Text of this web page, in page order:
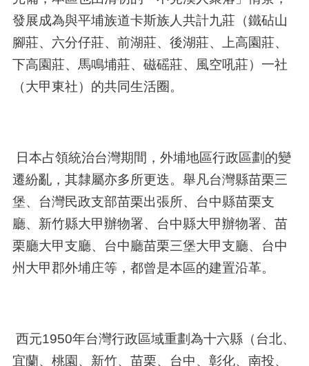
發展成為與平埔族道卡斯族人共計九莊（鐵砧山
腳莊、六分仔莊、前湖莊、後湖莊、上高園莊、
下高園莊、馬鳴埔莊、磁磘莊、風空吼莊）一社
（大甲東社）的共同生活圈。
日本占領統治台灣期間，外埔地區行政區劃的變
遷紛亂，其隸屬亦多所更迭。舉凡台灣縣苗栗三
堡、台灣民政支部苗栗出張所、台中縣苗栗支
廳、新竹縣大甲辦物署、台中縣大甲辦物署、苗
栗廳大甲支廳、台中廳苗栗三堡大甲支廳、台中
州大甲郡外埔庄等，都曾是本區的建置沿革。
西元1950年台灣行政區域重劃為十六縣（台北、
宜蘭、桃園、新竹、苗栗、台中、彰化、南投、